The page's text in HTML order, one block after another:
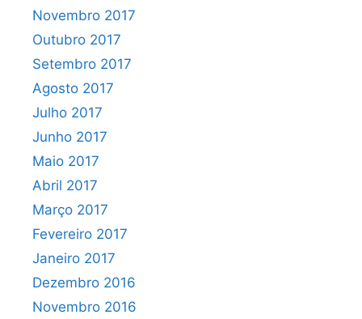
Novembro 2017
Outubro 2017
Setembro 2017
Agosto 2017
Julho 2017
Junho 2017
Maio 2017
Abril 2017
Março 2017
Fevereiro 2017
Janeiro 2017
Dezembro 2016
Novembro 2016